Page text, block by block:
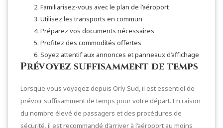
Familiarisez-vous avec le plan de l’aéroport
Utilisez les transports en commun
Préparez vos documents nécessaires
Profitez des commodités offertes
Soyez attentif aux annonces et panneaux d’affichage
Prévoyez suffisamment de temps
Lorsque vous voyagez depuis Orly Sud, il est essentiel de
prévoir suffisamment de temps pour votre départ. En raison
du nombre élevé de passagers et des procédures de
sécurité, il est recommandé d’arriver à l’aéroport au moins